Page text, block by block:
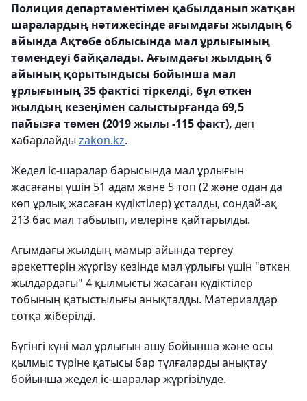
Полиция департаментімен қабылданып жатқан
шаралардың нәтижесінде ағымдағы жылдың 6
айында Ақтөбе облысында мал ұрлығының
төмендеуі байқалады. Ағымдағы жылдың 6
айының қорытындысы бойынша мал
ұрлығының 35 фактісі тіркелді, бұл өткен
жылдың кезеңімен салыстырғанда 69,5
пайызға төмен (2019 жылы -115 факт), деп
хабарлайды zakon.kz.
Жедел іс-шаралар барысында мал ұрлығын
жасағаны үшін 51 адам және 5 топ (2 және одан да
көп ұрлық жасаған күдіктілер) ұсталды, сондай-ақ
213 бас мал табылып, иелеріне қайтарылды.
Ағымдағы жылдың мамыр айында тергеу
әрекеттерін жүргізу кезінде мал ұрлығы үшін "өткен
жылдардағы" 4 қылмысты жасаған күдіктілер
тобының қатыстылығы анықталды. Материалдар
сотқа жіберілді.
Бүгінгі күні мал ұрлығын ашу бойынша және осы
қылмыс түріне қатысы бар тұлғаларды анықтау
бойынша жедел іс-шаралар жүргізілуде.